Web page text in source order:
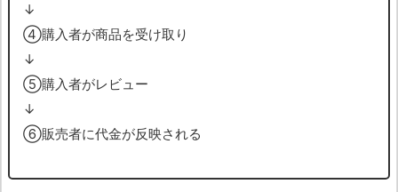
↓
➃購入者が商品を受け取り
↓
➄購入者がレビュー
↓
➅販売者に代金が反映される